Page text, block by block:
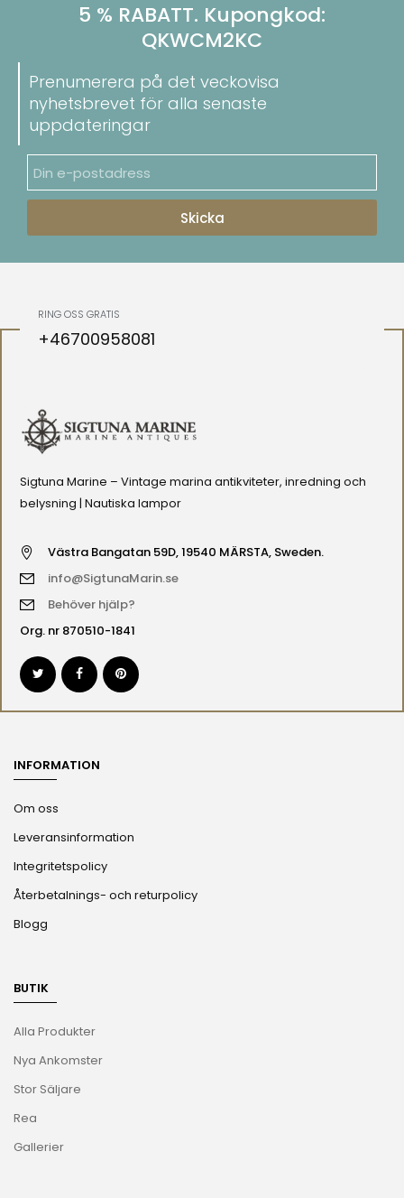
5 % RABATT. Kupongkod:
QKWCM2KC
Prenumerera på det veckovisa
nyhetsbrevet för alla senaste
uppdateringar
Skicka
RING OSS GRATIS
+46700958081
Sigtuna Marine – Vintage marina antikviteter, inredning och
belysning | Nautiska lampor
Västra Bangatan 59D, 19540 MÄRSTA, Sweden.
info@SigtunaMarin.se
Behöver hjälp?
Org. nr 870510-1841
INFORMATION
Om oss
Leveransinformation
Integritetspolicy
Återbetalnings- och returpolicy
Blogg
BUTIK
Alla Produkter
Nya Ankomster
Stor Säljare
Rea
Gallerier